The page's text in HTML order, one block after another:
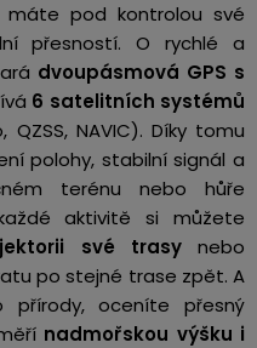
máte pod kontrolou své
přesností. O rychlé a
dvoupásmová GPS s
6 satelitních systémů
QZSS, NAVIC). Díky tomu
polohy, stabilní signál a
terénu nebo hůře
aktivitě si můžete
své trasynebo
po stejné trase zpět. A
oceníte přesný
nadmořskou výšku i